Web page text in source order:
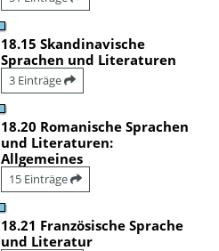
18.15 Skandinavische
Sprachen und Literaturen
3 Einträge
18.20 Romanische Sprachen
und Literaturen:
Allgemeines
15 Einträge
18.21 Französische Sprache
und Literatur